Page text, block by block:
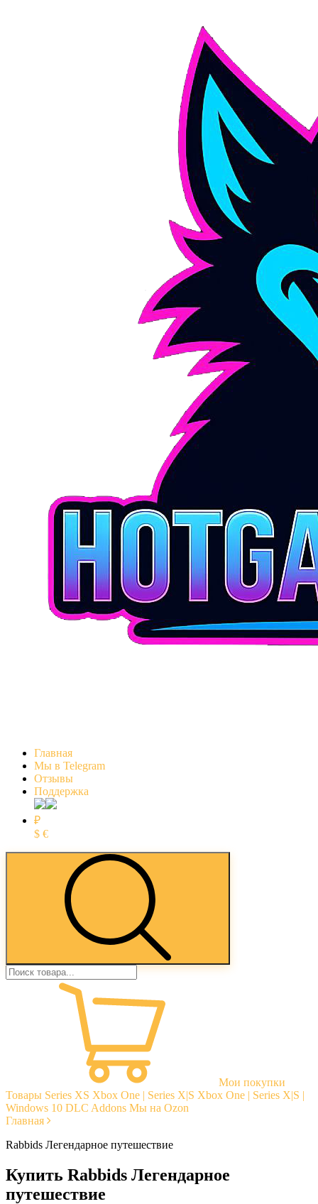
Главная
Мы в Telegram
Отзывы
Поддержка
₽
$ €
Мои покупки
Товары Series XS Xbox One | Series X|S Xbox One | Series X|S |
Windows 10 DLC Addons Мы на Ozon
Главная
Rabbids Легендарное путешествие
Купить Rabbids Легендарное
путешествие